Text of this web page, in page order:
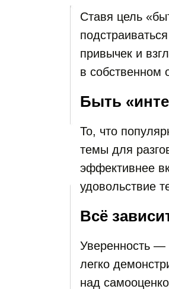
Ставя цель
привычек и
в собственном
Быть
То, что
темы для
эффективнее
удовольствие
Всё
Уверенность —
легко
над